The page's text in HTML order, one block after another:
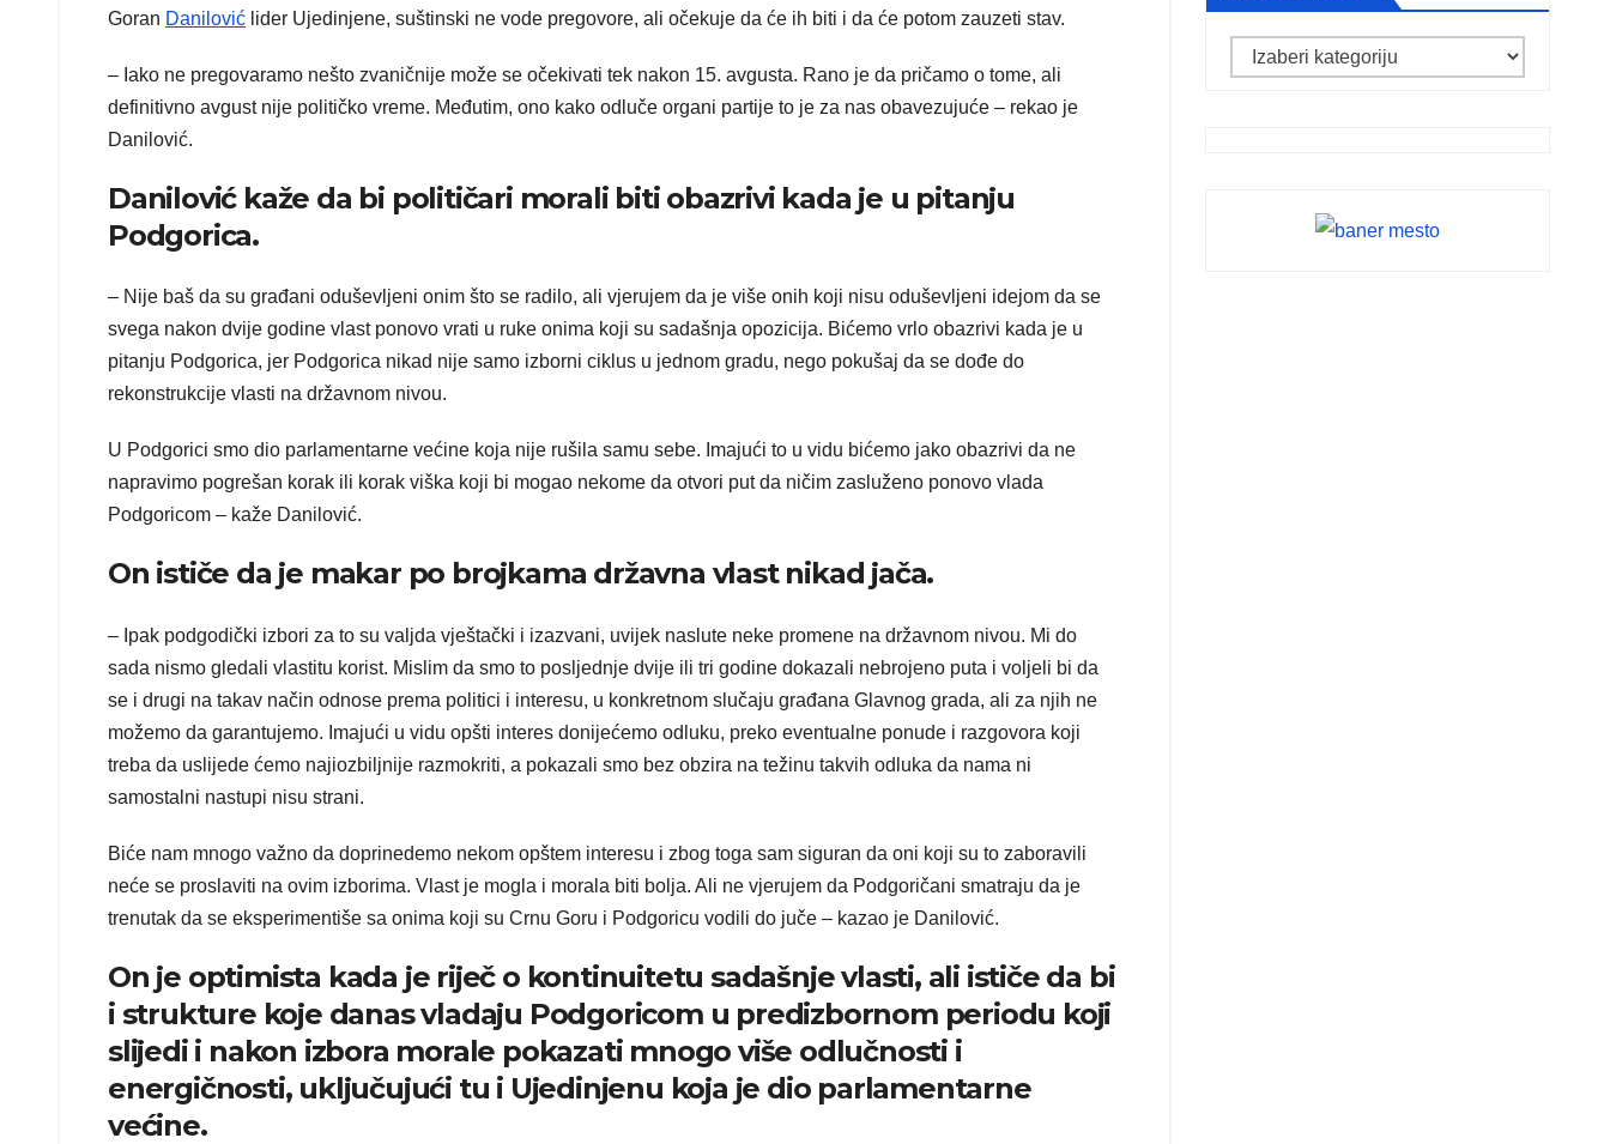
Goran Danilović lider Ujedinjene, suštinski ne vode pregovore, ali očekuje da će ih biti i da će potom zauzeti stav.
– Iako ne pregovaramo nešto zvaničnije može se očekivati tek nakon 15. avgusta. Rano je da pričamo o tome, ali
definitivno avgust nije političko vreme. Međutim, ono kako odluče organi partije to je za nas obavezujuće – rekao je
Danilović.
Danilović kaže da bi političari morali biti obazrivi kada je u pitanju
Podgorica.
– Nije baš da su građani oduševljeni onim što se radilo, ali vjerujem da je više onih koji nisu oduševljeni idejom da se
svega nakon dvije godine vlast ponovo vrati u ruke onima koji su sadašnja opozicija. Bićemo vrlo obazrivi kada je u
pitanju Podgorica, jer Podgorica nikad nije samo izborni ciklus u jednom gradu, nego pokušaj da se dođe do
rekonstrukcije vlasti na državnom nivou.
U Podgorici smo dio parlamentarne većine koja nije rušila samu sebe. Imajući to u vidu bićemo jako obazrivi da ne
napravimo pogrešan korak ili korak viška koji bi mogao nekome da otvori put da ničim zasluženo ponovo vlada
Podgoricom – kaže Danilović.
On ističe da je makar po brojkama državna vlast nikad jača.
– Ipak podgodički izbori za to su valjda vještački i izazvani, uvijek naslute neke promene na državnom nivou. Mi do
sada nismo gledali vlastitu korist. Mislim da smo to posljednje dvije ili tri godine dokazali nebrojeno puta i voljeli bi da
se i drugi na takav način odnose prema politici i interesu, u konkretnom slučaju građana Glavnog grada, ali za njih ne
možemo da garantujemo. Imajući u vidu opšti interes donijećemo odluku, preko eventualne ponude i razgovora koji
treba da uslijede ćemo najiozbiljnije razmokriti, a pokazali smo bez obzira na težinu takvih odluka da nama ni
samostalni nastupi nisu strani.
Biće nam mnogo važno da doprinedemo nekom opštem interesu i zbog toga sam siguran da oni koji su to zaboravili
neće se proslaviti na ovim izborima. Vlast je mogla i morala biti bolja. Ali ne vjerujem da Podgoričani smatraju da je
trenutak da se eksperimentiše sa onima koji su Crnu Goru i Podgoricu vodili do juče – kazao je Danilović.
On je optimista kada je riječ o kontinuitetu sadašnje vlasti, ali ističe da bi
i strukture koje danas vladaju Podgoricom u predizbornom periodu koji
slijedi i nakon izbora morale pokazati mnogo više odlučnosti i
energičnosti, uključujući tu i Ujedinjenu koja je dio parlamentarne
većine.
Kategorije